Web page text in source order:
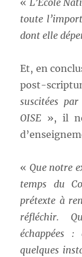
« L’Ecole
toute
dont elle
Et, en
post-
suscitées
OISE », il
« Que notre
temps du
prétexte à
réfléchir.
échappées
quelques